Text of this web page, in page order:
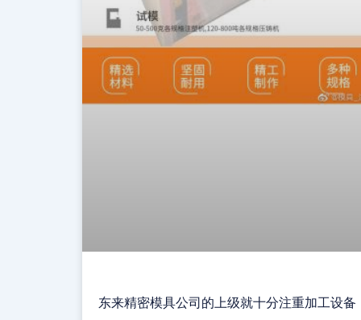
东来精密模具公司的上级就十分注重加工设备